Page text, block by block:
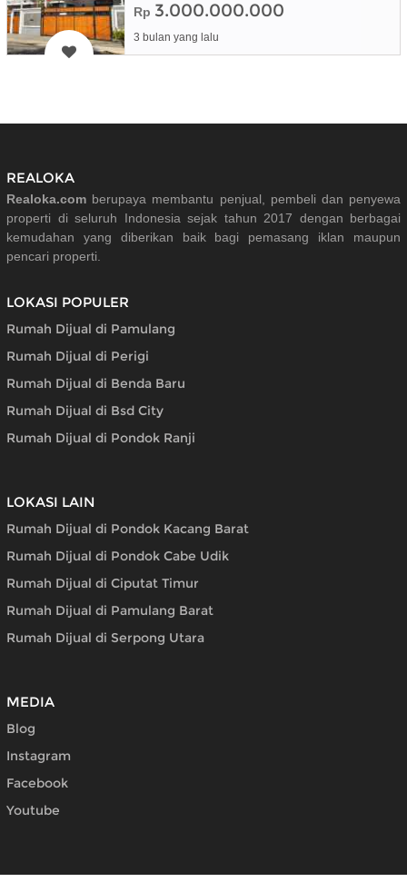
Rp 3.000.000.000
3 bulan yang lalu
REALOKA
Realoka.com berupaya membantu penjual, pembeli dan penyewa
properti di seluruh Indonesia sejak tahun 2017 dengan berbagai
kemudahan yang diberikan baik bagi pemasang iklan maupun
pencari properti.
LOKASI POPULER
Rumah Dijual di Pamulang
Rumah Dijual di Perigi
Rumah Dijual di Benda Baru
Rumah Dijual di Bsd City
Rumah Dijual di Pondok Ranji
LOKASI LAIN
Rumah Dijual di Pondok Kacang Barat
Rumah Dijual di Pondok Cabe Udik
Rumah Dijual di Ciputat Timur
Rumah Dijual di Pamulang Barat
Rumah Dijual di Serpong Utara
MEDIA
Blog
Instagram
Facebook
Youtube